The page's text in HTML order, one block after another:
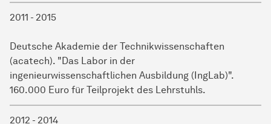
2011 - 2015
Deutsche Akademie der Technikwissenschaften
(acatech). "Das Labor in der
ingenieurwissenschaftlichen Ausbildung (IngLab)".
160.000 Euro für Teilprojekt des Lehrstuhls.
2012 - 2014